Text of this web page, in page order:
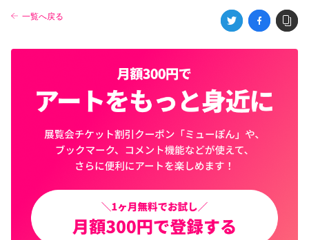
一覧へ戻る